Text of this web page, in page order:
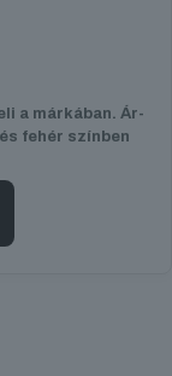
a márkában. Ár-
fehér színben